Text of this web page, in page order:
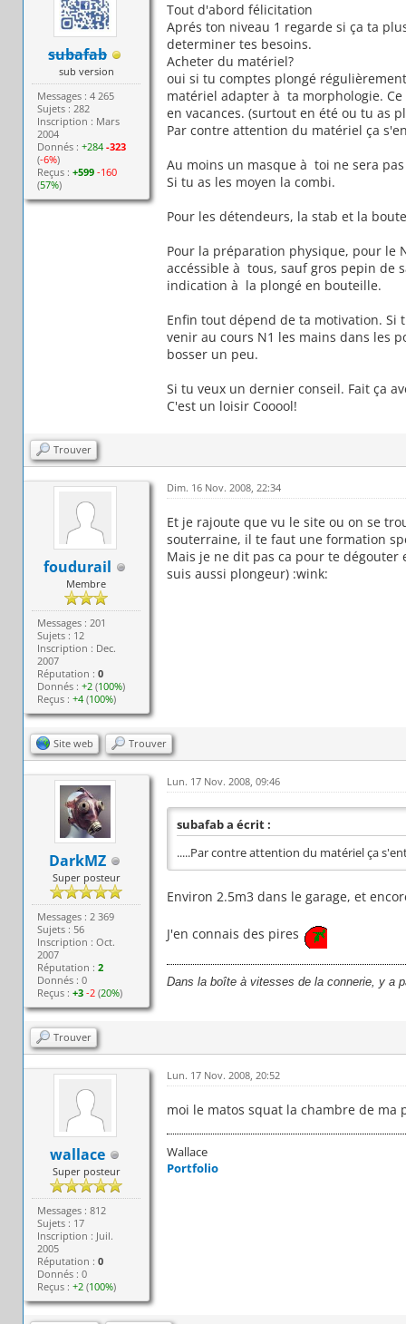
subafab
sub version
Messages : 4 265
Sujets : 282
Inscription : Mars
2004
Donnés :+284 -323
(-6%)
Reçus :+599 -160
(57%)
Tout d'abord félicitation
Aprés ton niveau 1 regarde si ça ta
determiner tes besoins.
Acheter du matériel?
oui si tu comptes plongé
matériel adapter à ta morphologie.
en vacances. (surtout en été ou tu as
Par contre attention du matériel ça
Au moins un masque à toi ne sera
Si tu as les moyen la combi.
Pour les détendeurs, la stab et la
Pour la préparation physique, pour le
accéssible à tous, sauf gros pepin de
indication à la plongé en bouteille.
Enfin tout dépend de ta motivation. Si
venir au cours N1 les mains dans les
bosser un peu.
Si tu veux un dernier conseil. Fait ça
C'est un loisir Cooool!
Trouver
foudurail
Membre
Messages : 201
Sujets : 12
Inscription : Dec.
2007
Réputation :0
Donnés :+2 (100%)
Reçus :+4 (100%)
Dim. 16 Nov. 2008, 22:34
Et je rajoute que vu le site ou on se
souterraine, il te faut une formation
Mais je ne dit pas ca pour te
suis aussi plongeur) :wink:
Site web Trouver
DarkMZ
Super posteur
Messages : 2 369
Sujets : 56
Inscription : Oct.
2007
Réputation :2
Donnés : 0
Reçus :+3 -2 (20%)
Lun. 17 Nov. 2008, 09:46
subafab a écrit :
.....Par contre attention du matériel ça
Environ 2.5m3 dans le garage, et
J'en connais des pires
Dans la boîte à vitesses de la connerie, y a
Trouver
wallace
Super posteur
Messages : 812
Sujets : 17
Inscription : Juil.
2005
Réputation :0
Donnés : 0
Reçus :+2 (100%)
Lun. 17 Nov. 2008, 20:52
moi le matos squat la chambre de
Wallace
Portfolio